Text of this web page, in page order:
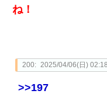
ね！
200: 2025/04/06(日)
>>197